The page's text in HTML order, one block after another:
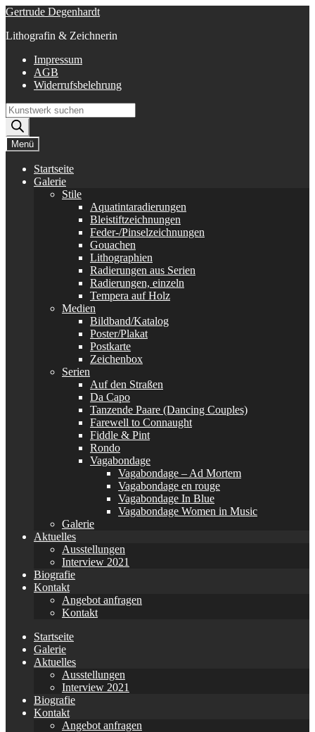
Zur
springen
Zum
springen
Gertrude Degenhardt
Lithografin & Zeichnerin
Impressum
AGB
Widerrufsbelehrung
Products
search
Menü
Startseite
Galerie
Stile
Aquatintaradierungen
Bleistiftzeichnungen
Feder-/Pinselzeichnungen
Gouachen
Lithographien
Radierungen aus Serien
Radierungen, einzeln
Tempera auf Holz
Medien
Bildband/Katalog
Poster/Plakat
Postkarte
Zeichenbox
Serien
Auf den Straßen
Da Capo
Tanzende Paare (Dancing Couples)
Farewell to Connaught
Fiddle & Pint
Rondo
Vagabondage
Vagabondage – Ad Mortem
Vagabondage en rouge
Vagabondage In Blue
Vagabondage Women in Music
Galerie
Aktuelles
Ausstellungen
Interview 2021
Biografie
Kontakt
Angebot anfragen
Kontakt
Startseite
Galerie
Aktuelles
Ausstellungen
Interview 2021
Biografie
Kontakt
Angebot anfragen